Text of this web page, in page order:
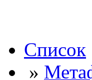
Список
»